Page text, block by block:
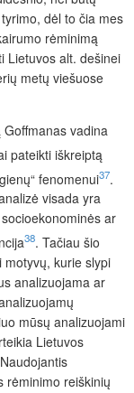
dėl to čia mes
rėminimą
Lietuvos alt. dešinei
metų viešuose
vadina
pateikti iškreiptą
fenomenui37.
visada yra
ar
38. Tačiau šio
motyvų, kurie slypi
analizuojama ar
mūsų analizuojami
Lietuvos
rėminimo reiškinių